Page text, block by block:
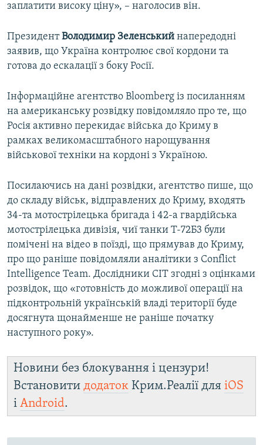
заплатити високу ціну», – наголосив він.
ПрезидентВолодимир Зеленський напередодні
заявив, що Україна контролює свої кордони та
готова до ескалації з боку Росії.
Інформаційне агентство Bloomberg із посиланням
на американську розвідку повідомляло про те, що
Росія активно перекидає війська до Криму в
рамках великомасштабного нарощування
військової техніки на кордоні з Україною.
Посилаючись на дані розвідки, агентство пише, що
до складу військ, відправлених до Криму, входять
34-та мотострілецька бригада і 42-а гвардійська
мотострілецька дивізія, чиї танки Т-72Б3 були
помічені на відео в поїзді, що прямував до Криму,
про що раніше повідомляли аналітики з Conflict
Intelligence Team. Дослідники CIT згодні з оцінками
розвідок, що «готовність до можливої операції на
підконтрольній українській владі території буде
досягнута щонайменше не раніше початку
наступного року».
Новини без блокування і цензури!
Встановити додаток Крим.Реалії для iOS
і Android.